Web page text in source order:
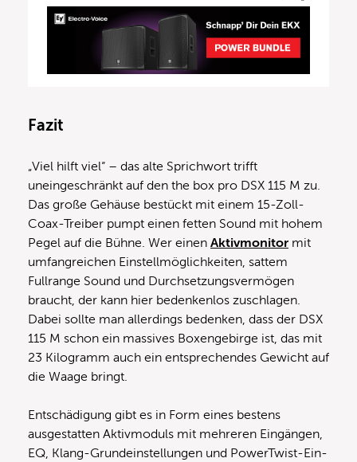
Fazit
„Viel hilft viel“ – das alte Sprichwort trifft
uneingeschränkt auf den the box pro DSX 115 M zu.
Das große Gehäuse bestückt mit einem 15-Zoll-
Coax-Treiber pumpt einen fetten Sound mit hohem
Pegel auf die Bühne. Wer einen Aktivmonitor mit
umfangreichen Einstellmöglichkeiten, sattem
Fullrange Sound und Durchsetzungsvermögen
braucht, der kann hier bedenkenlos zuschlagen.
Dabei sollte man allerdings bedenken, dass der DSX
115 M schon ein massives Boxengebirge ist, das mit
23 Kilogramm auch ein entsprechendes Gewicht auf
die Waage bringt.
Entschädigung gibt es in Form eines bestens
ausgestatten Aktivmoduls mit mehreren Eingängen,
EQ, Klang-Grundeinstellungen und PowerTwist-Ein-